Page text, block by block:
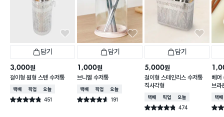
담기
3,000원
걸이형 원형 스텐 수저통
택배배송매장픽업오늘배송
별점 4.8점 451
건 작성
담기
1,000원
브니엘 수저통
택배배송매장픽업오늘배송
별점 4.6점 191
건 작성
담기
5,000원
걸이형 스테인리스 수저통
직사각형
택배배송매장픽업오늘배송
별점 4.8점 474
건 작성
베
브라
택배
별점